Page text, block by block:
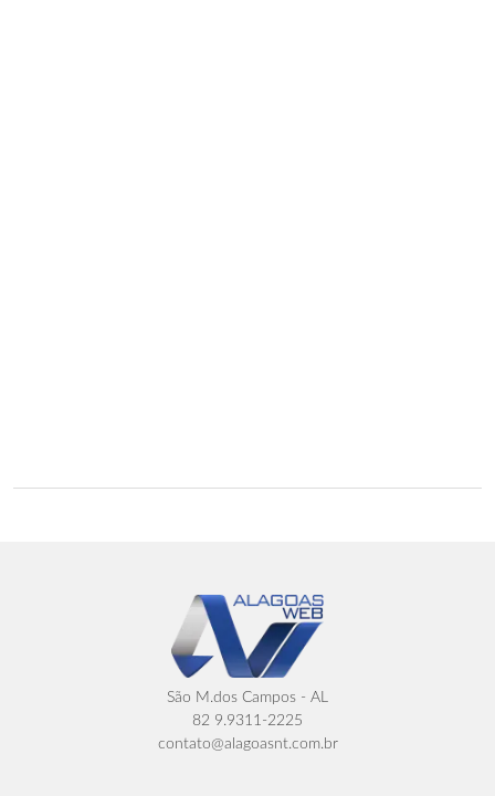
São M.dos Campos - AL
82 9.9311-2225
contato@alagoasnt.com.br